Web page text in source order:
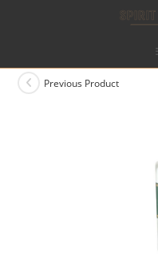
Previous Product